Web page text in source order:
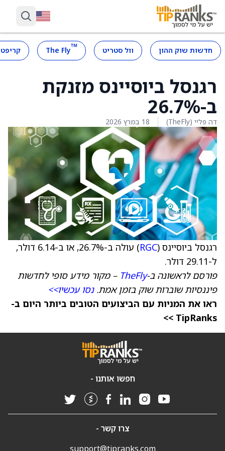
חדשות שוק ההון וול סטריט ™
The Fly
רגנסל ביוסיינס מזנקת
ב-26.7%
דה פליי (TheFly) 18 במרץ 2026
רגנסל ביוסיינס (RGC
) עולה ב-26.7%, או ב-6.14 דולר,
ל-29.11 דולר.
פורסם לראשונה ב-TheFly – מקור מידע סופי לחדשות
פיננסיות שוברות שוק בזמן אמת.נסו עכשיו>>
ראו את המניות עם הביצועים הטובים ביותר היום ב-
TipRanks >>
חפשו אותנו -
צרו קשר -
support@tipranks.com